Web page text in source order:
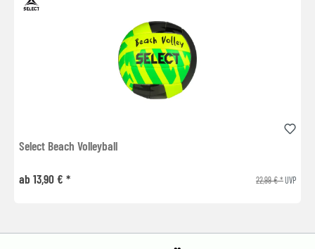
Select Beach Volleyball
ab 13,90 € * 22,99 € *UVP